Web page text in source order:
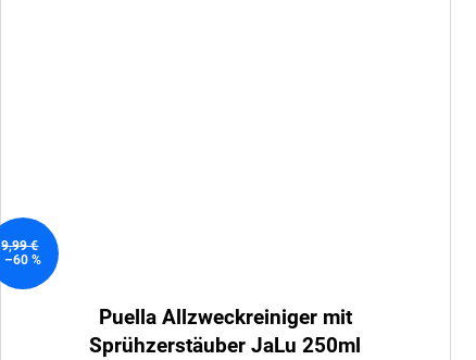
9,99 €
–60 %
Puella Allzweckreiniger mit
Sprühzerstäuber JaLu 250ml